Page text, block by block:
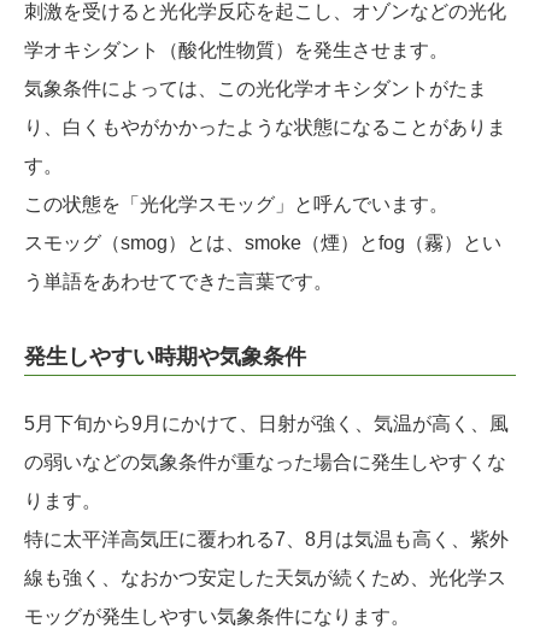
刺激を受けると光化学反応を起こし、オゾンなどの光化
学オキシダント（酸化性物質）を発生させます。
気象条件によっては、この光化学オキシダントがたま
り、白くもやがかかったような状態になることがありま
す。
この状態を「光化学スモッグ」と呼んでいます。
スモッグ（smog）とは、smoke（煙）とfog（霧）とい
う単語をあわせてできた言葉です。
発生しやすい時期や気象条件
5月下旬から9月にかけて、日射が強く、気温が高く、風
の弱いなどの気象条件が重なった場合に発生しやすくな
ります。
特に太平洋高気圧に覆われる7、8月は気温も高く、紫外
線も強く、なおかつ安定した天気が続くため、光化学ス
モッグが発生しやすい気象条件になります。